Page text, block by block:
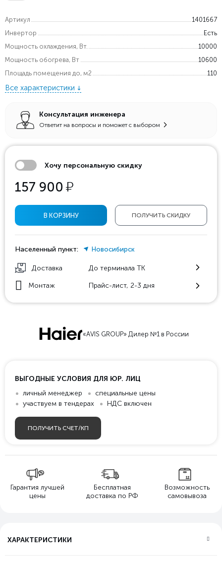
Артикул
1401667
Инвертор
Есть
Мощность охлаждения, Вт.
10000
Мощность обогрева, Вт
10600
Площадь помещения до, м2
110
Все характеристики
Консультация инженера
Ответит на вопросы и поможет с выбором
Хочу персональную скидку
157 900 у
ПОЛУЧИТЬ СКИДКУ
В КОРЗИНУ
Населенный пункт: Новосибирск
Доставка До терминала ТК
Монтаж Прайс-лист, 2-3 дня
«AVIS GROUP» Дилер №1 в России
ВЫГОДНЫЕ УСЛОВИЯ ДЛЯ ЮР. ЛИЦ
личный менеджер
специальные цены
участвуем в тендерах
НДС включен
ПОЛУЧИТЬ СЧЕТ/КП
Гарантия лучшей
цены
Бесплатная
доставка по РФ
Возможность
самовывоза
ХАРАКТЕРИСТИКИ